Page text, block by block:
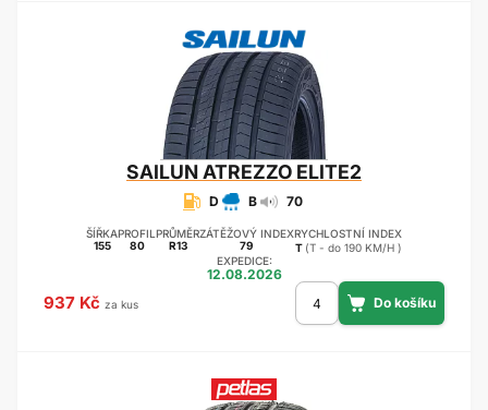
SAILUNATREZZO ELITE2
D B 70
ŠÍŘKA
155
PROFIL
80
PRŮMĚR
R13
ZÁTĚŽOVÝ INDEX
79
RYCHLOSTNÍ INDEX
T (T - do 190 KM/H )
EXPEDICE:
12.08.2026
937 Kč za kus